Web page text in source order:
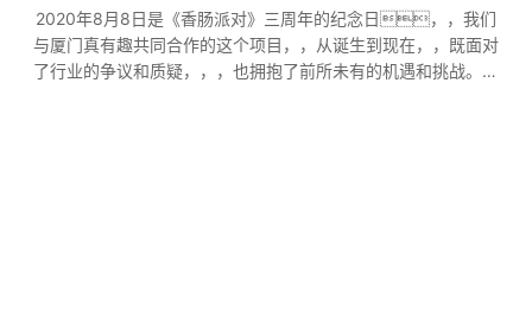
2020年8月8日是《香肠派对》三周年的纪念日，，我们
与厦门真有趣共同合作的这个项目，，从诞生到现在，，既面对
了行业的争议和质疑，，，也拥抱了前所未有的机遇和挑战。。